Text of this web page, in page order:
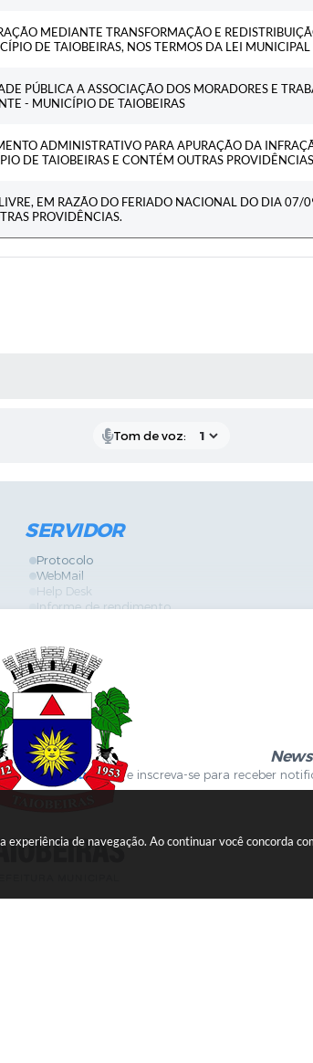
de navegação. Ao continuar você concorda
MEDIANTE TRANSFORMAÇÃO E
DE TAIOBEIRAS, NOS TERMOS DA LEI
PÚBLICA A ASSOCIAÇÃO DOS MORADORES E
- MUNICÍPIO DE TAIOBEIRAS
ADMINISTRATIVO PARA APURAÇÃO DA
DE TAIOBEIRAS E CONTÉM OUTRAS
EM RAZÃO DO FERIADO NACIONAL DO DIA 07/
PROVIDÊNCIAS.
Tom de voz:
SERVIDOR
Protocolo
WebMail
Help Desk
Informe de rendimento
GPI
Diário Oficial
Fale com RH
SGDI - Sistema de Gerência de Demandas
Concurso Público e Processo Seletivo
Portal da Atenção Primaria
Clique aquie inscreva-se para receber